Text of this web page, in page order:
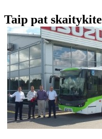
Taip pat skaitykite